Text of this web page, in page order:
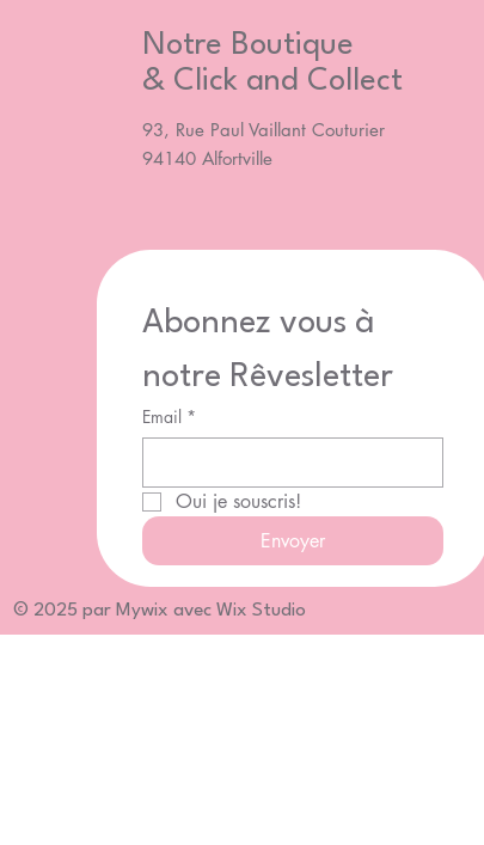
Notre Boutique
& Click and Collect
93, Rue Paul Vaillant Couturier
94140 Alfortville
Abonnez vous à
notre Rêvesletter
Email *
Oui je souscris!
Envoyer
© 2025 par Mywix avec Wix Studio